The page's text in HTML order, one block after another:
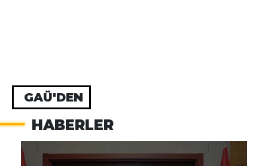
GAÜ'DEN
HABERLER